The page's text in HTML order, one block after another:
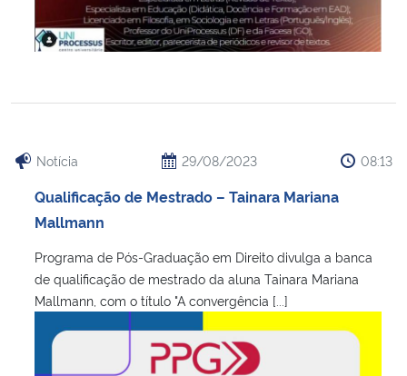
Notícia 29/08/2023 08:13
Qualificação de Mestrado – Tainara Mariana
Mallmann
Programa de Pós-Graduação em Direito divulga a banca
de qualificação de mestrado da aluna Tainara Mariana
Mallmann, com o título "A convergência [...]